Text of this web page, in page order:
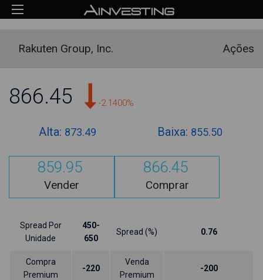
Rakuten Group, Inc. Ações
866.45 -2.1400%
Alta: 873.49 Baixa: 855.50
859.95
Vender
866.45
Comprar
Spread Por
Unidade
450-
650
Spread (%) 0.76
Compra
Premium
-220
Venda
Premium
-200